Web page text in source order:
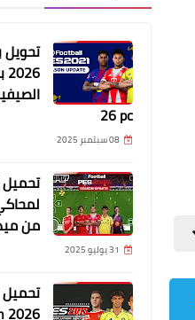
26 pc
08 سبتمبر 2025
من
31 يوليو 2025